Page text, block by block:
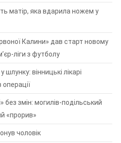
матір, яка вдарила ножем у
Калини» дав старт новому
ліги з футболу
шлунку: вінницькі лікарі
без змін: могилів-подільський
«прорив»
чоловік